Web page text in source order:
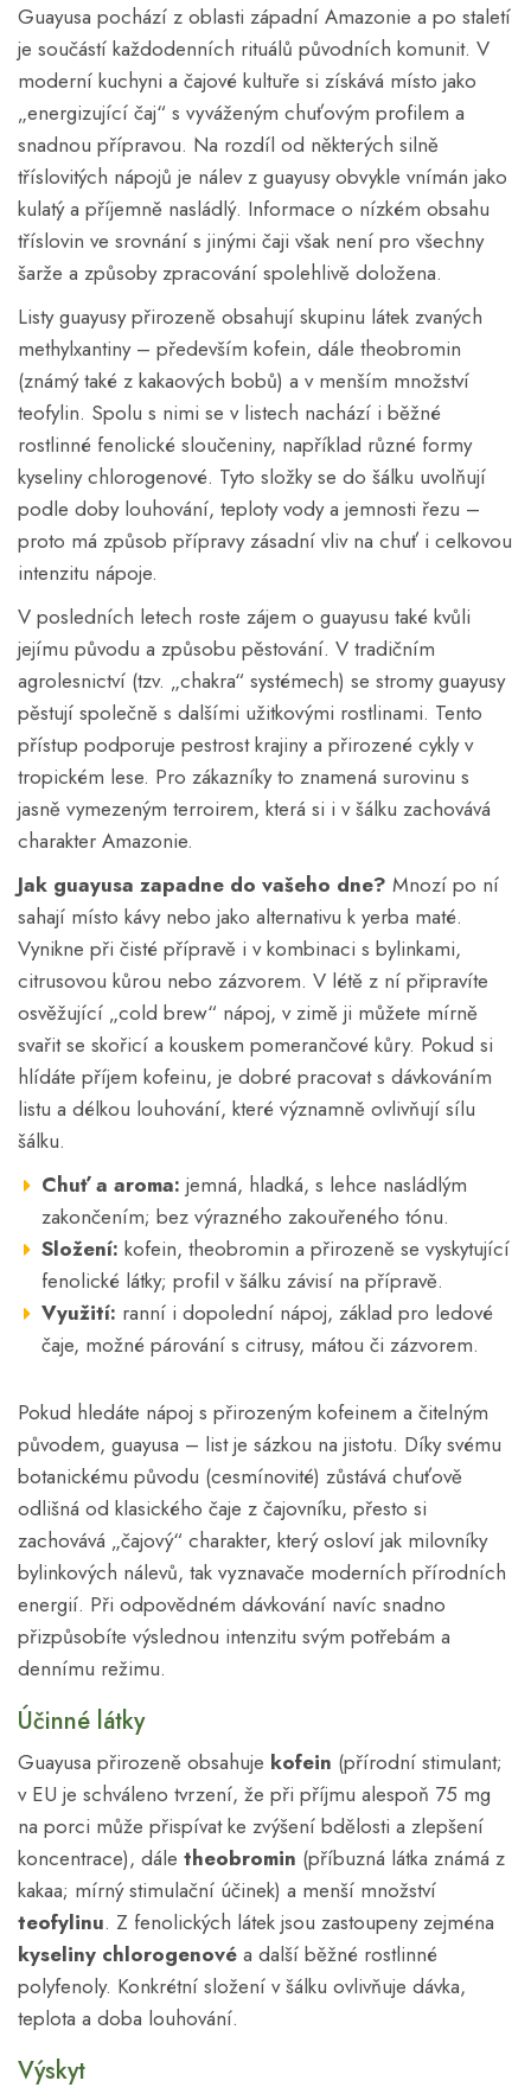
Guayusa pochází z oblasti západní Amazonie a po staletí
je součástí každodenních rituálů původních komunit. V
moderní kuchyni a čajové kultuře si získává místo jako
„energizující čaj“ s vyváženým chuťovým profilem a
snadnou přípravou. Na rozdíl od některých silně
tříslovitých nápojů je nálev z guayusy obvykle vnímán jako
kulatý a příjemně nasládlý. Informace o nízkém obsahu
tříslovin ve srovnání s jinými čaji však není pro všechny
šarže a způsoby zpracování spolehlivě doložena.
Listy guayusy přirozeně obsahují skupinu látek zvaných
methylxantiny – především kofein, dále theobromin
(známý také z kakaových bobů) a v menším množství
teofylin. Spolu s nimi se v listech nachází i běžné
rostlinné fenolické sloučeniny, například různé formy
kyseliny chlorogenové. Tyto složky se do šálku uvolňují
podle doby louhování, teploty vody a jemnosti řezu –
proto má způsob přípravy zásadní vliv na chuť i celkovou
intenzitu nápoje.
V posledních letech roste zájem o guayusu také kvůli
jejímu původu a způsobu pěstování. V tradičním
agrolesnictví (tzv. „chakra“ systémech) se stromy guayusy
pěstují společně s dalšími užitkovými rostlinami. Tento
přístup podporuje pestrost krajiny a přirozené cykly v
tropickém lese. Pro zákazníky to znamená surovinu s
jasně vymezeným terroirem, která si i v šálku zachovává
charakter Amazonie.
Jak guayusa zapadne do vašeho dne? Mnozí po ní
sahají místo kávy nebo jako alternativu k yerba maté.
Vynikne při čisté přípravě i v kombinaci s bylinkami,
citrusovou kůrou nebo zázvorem. V létě z ní připravíte
osvěžující „cold brew“ nápoj, v zimě ji můžete mírně
svařit se skořicí a kouskem pomerančové kůry. Pokud si
hlídáte příjem kofeinu, je dobré pracovat s dávkováním
listu a délkou louhování, které významně ovlivňují sílu
šálku.
Chuť a aroma: jemná, hladká, s lehce nasládlým
zakončením; bez výrazného zakouřeného tónu.
Složení: kofein, theobromin a přirozeně se vyskytující
fenolické látky; profil v šálku závisí na přípravě.
Využití: ranní i dopolední nápoj, základ pro ledové
čaje, možné párování s citrusy, mátou či zázvorem.
Pokud hledáte nápoj s přirozeným kofeinem a čitelným
původem, guayusa – list je sázkou na jistotu. Díky svému
botanickému původu (cesmínovité) zůstává chuťově
odlišná od klasického čaje z čajovníku, přesto si
zachovává „čajový“ charakter, který osloví jak milovníky
bylinkových nálevů, tak vyznavače moderních přírodních
energií. Při odpovědném dávkování navíc snadno
přizpůsobíte výslednou intenzitu svým potřebám a
dennímu režimu.
Účinné látky
Guayusa přirozeně obsahuje kofein (přírodní stimulant;
v EU je schváleno tvrzení, že při příjmu alespoň 75 mg
na porci může přispívat ke zvýšení bdělosti a zlepšení
koncentrace), dále theobromin (příbuzná látka známá z
kakaa; mírný stimulační účinek) a menší množství
teofylinu. Z fenolických látek jsou zastoupeny zejména
kyseliny chlorogenové a další běžné rostlinné
polyfenoly. Konkrétní složení v šálku ovlivňuje dávka,
teplota a doba louhování.
Výskyt